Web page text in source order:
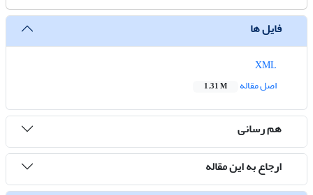
فایل ها
اصل مقاله
1.31 M
هم رسانی
ارجاع به این مقاله